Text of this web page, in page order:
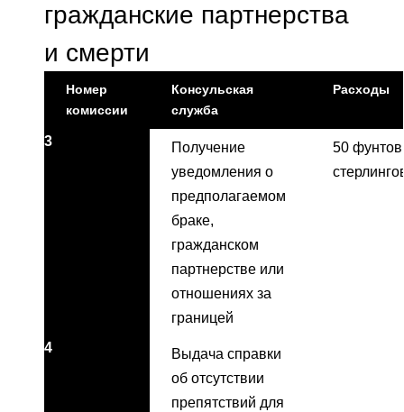
гражданские партнерства
и смерти
Номер
комиссии
Консульская
служба
Расходы
3
Получение
уведомления о
предполагаемом
браке,
гражданском
партнерстве или
отношениях за
границей
50 фунтов
4
Выдача справки
об отсутствии
препятствий для